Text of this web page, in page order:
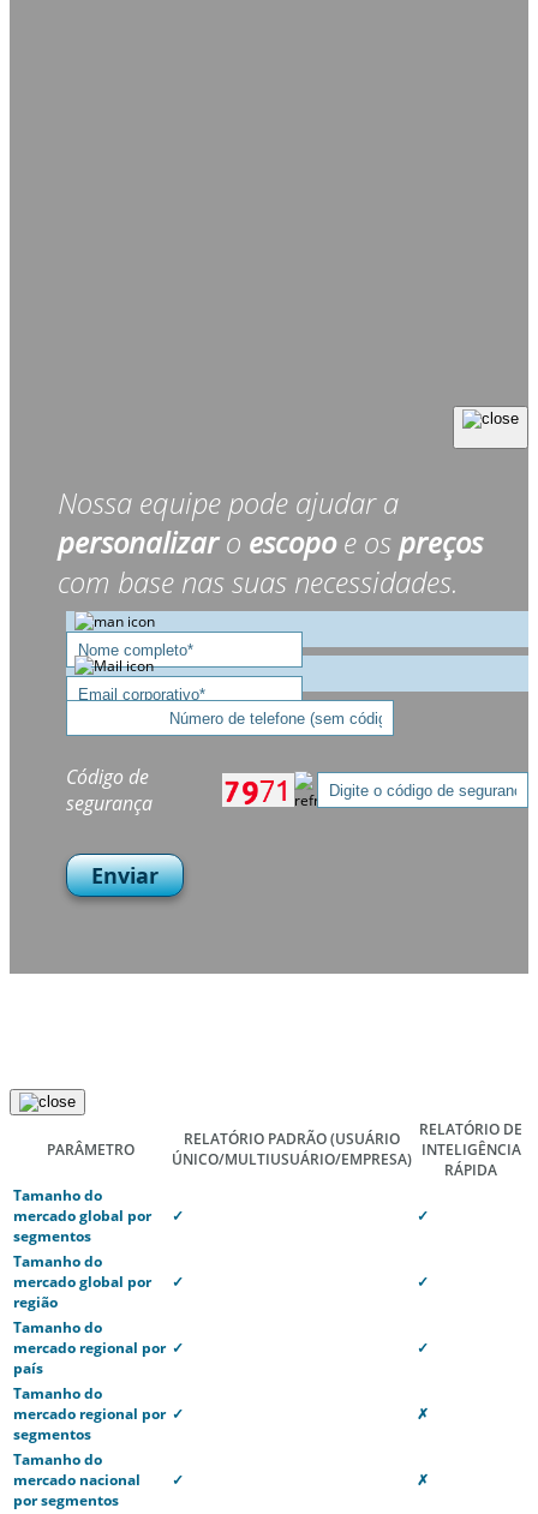
Nossa equipe pode ajudar a
personalizaro escopoe ospreços
com base nas suas necessidades.
Código de
segurança
Enviar
PARÂMETRO
RELATÓRIO PADRÃO(USUÁRIO
ÚNICO/MULTIUSUÁRIO/EMPRESA)
RELATÓRIO DE
INTELIGÊNCIA
RÁPIDA
Tamanho do
mercado global por
segmentos
✓ ✓
Tamanho do
mercado global por
região
✓ ✓
Tamanho do
mercado regional por
país
✓ ✓
Tamanho do
mercado regional por
segmentos
✓ ✗
Tamanho do
mercado nacional
por segmentos
✓ ✗